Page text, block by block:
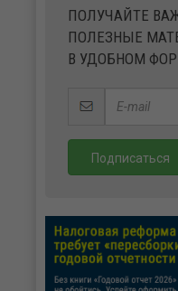
ПОЛУЧАЙТЕ
ПОЛЕЗНЫЕ
В УДОБНОМ